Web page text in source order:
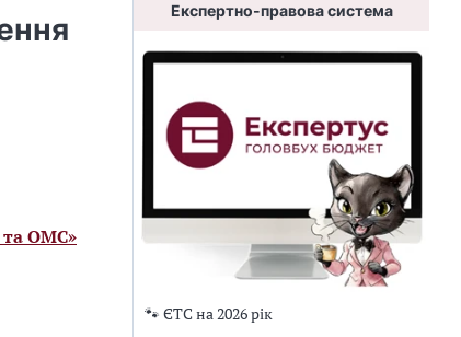
та ОМС»
Експертно-правова система
🐾 ЄТС на 2026 рік